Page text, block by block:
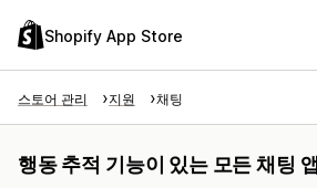
Shopify App Store
스토어 관리 지원 채팅
행동 추적 기능이 있는 모든 채팅 앱